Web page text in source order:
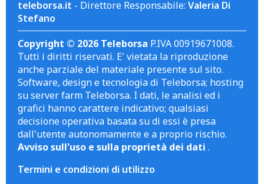
teleborsa.it - Direttore Responsabile: Valeria Di
Stefano
Copyright © 2026 Teleborsa P.IVA 00919671008.
Tutti i diritti riservati. E' vietata la riproduzione
anche parziale del materiale presente sul sito.
Software, design e tecnologia di Teleborsa; hosting
su server farm Teleborsa. I dati, le analisi ed i
grafici hanno carattere indicativo; qualsiasi
decisione operativa basata su di essi è presa
dall'utente autonomamente e a proprio rischio.
Avviso sull'uso e sulla proprietà dei dati .
Termini e condizioni di utilizzo